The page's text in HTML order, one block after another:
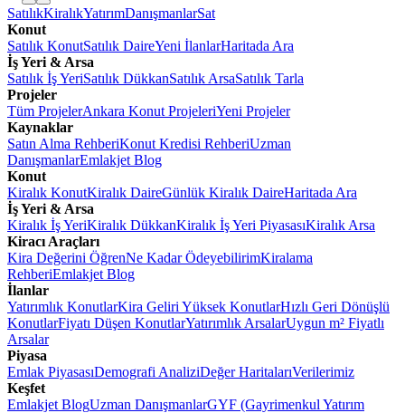
SatılıkKiralıkYatırımDanışmanlarSat
Konut
Satılık KonutSatılık DaireYeni İlanlarHaritada Ara
İş Yeri & Arsa
Satılık İş YeriSatılık DükkanSatılık ArsaSatılık Tarla
Projeler
Tüm ProjelerAnkara Konut ProjeleriYeni Projeler
Kaynaklar
Satın Alma RehberiKonut Kredisi RehberiUzman
DanışmanlarEmlakjet Blog
Konut
Kiralık KonutKiralık DaireGünlük Kiralık DaireHaritada Ara
İş Yeri & Arsa
Kiralık İş YeriKiralık DükkanKiralık İş Yeri PiyasasıKiralık Arsa
Kiracı Araçları
Kira Değerini ÖğrenNe Kadar ÖdeyebilirimKiralama
RehberiEmlakjet Blog
İlanlar
Yatırımlık KonutlarKira Geliri Yüksek KonutlarHızlı Geri Dönüşlü
KonutlarFiyatı Düşen KonutlarYatırımlık ArsalarUygun m² Fiyatlı
Arsalar
Piyasa
Emlak PiyasasıDemografi AnaliziDeğer HaritalarıVerilerimiz
Keşfet
Emlakjet BlogUzman DanışmanlarGYF (Gayrimenkul Yatırım